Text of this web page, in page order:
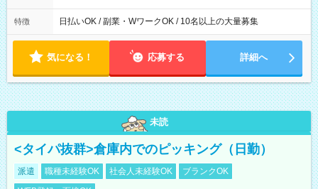
特徴 日払いOK / 副業・WワークOK / 10名以上の大量募集
気になる！ 応募する 詳細へ
未読
<タイパ抜群>倉庫内でのピッキング（日勤）
派遣 職種未経験OK 社会人未経験OK
ブランクOK